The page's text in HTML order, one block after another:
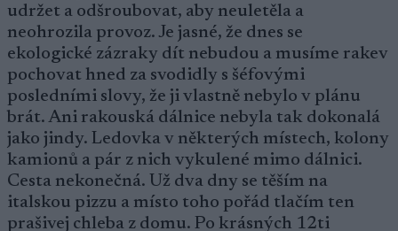
udržet a odšroubovat, aby neuletěla a
neohrozila provoz. Je jasné, že dnes se
ekologické zázraky dít nebudou a musíme rakev
pochovat hned za svodidly s šéfovými
posledními slovy, že ji vlastně nebylo v plánu
brát. Ani rakouská dálnice nebyla tak dokonalá
jako jindy. Ledovka v některých místech, kolony
kamionů a pár z nich vykulené mimo dálnici.
Cesta nekonečná. Už dva dny se těším na
italskou pizzu a místo toho pořád tlačím ten
prašivej chleba z domu. Po krásných 12ti